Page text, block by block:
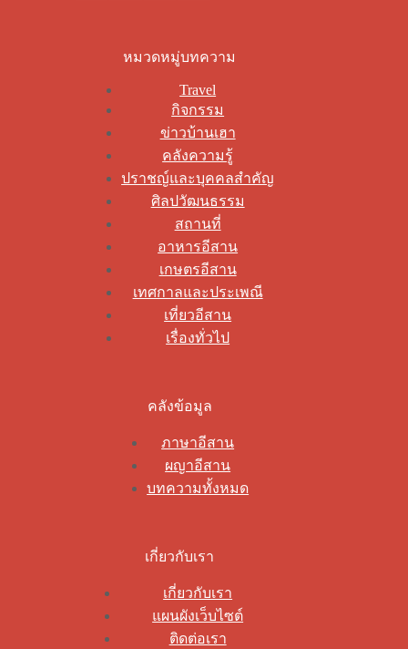
หมวดหมู่บทความ
Travel
กิจกรรม
ข่าวบ้านเฮา
คลังความรู้
ปราชญ์และบุคคลสำคัญ
ศิลปวัฒนธรรม
สถานที่
อาหารอีสาน
เกษตรอีสาน
เทศกาลและประเพณี
เที่ยวอีสาน
เรื่องทั่วไป
คลังข้อมูล
ภาษาอีสาน
ผญาอีสาน
บทความทั้งหมด
เกี่ยวกับเรา
เกี่ยวกับเรา
แผนผังเว็บไซต์
ติดต่อเรา